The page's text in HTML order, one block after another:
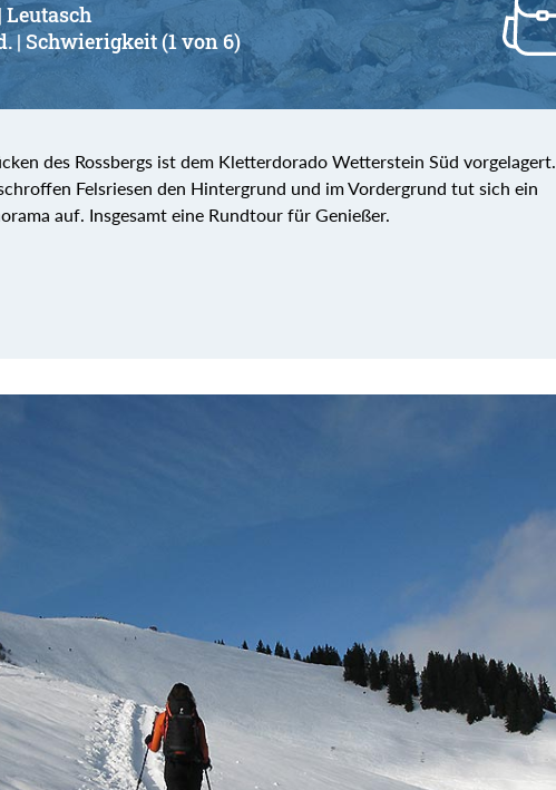
Leutasch
| Schwierigkeit (1 von 6)
des Rossbergs ist dem Kletterdorado Wetterstein Süd vorgelagert.
Felsriesen den Hintergrund und im Vordergrund tut sich ein
auf. Insgesamt eine Rundtour für Genießer.